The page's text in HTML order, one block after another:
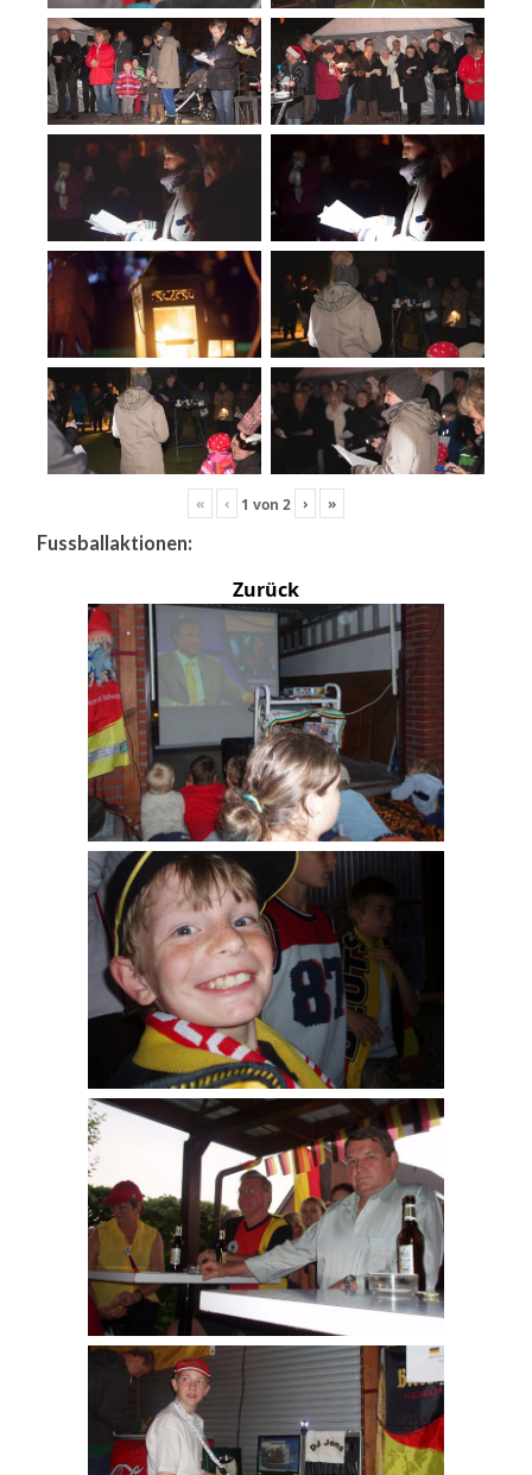
« ‹ 1 von 2 › »
Fussballaktionen:
Zurück